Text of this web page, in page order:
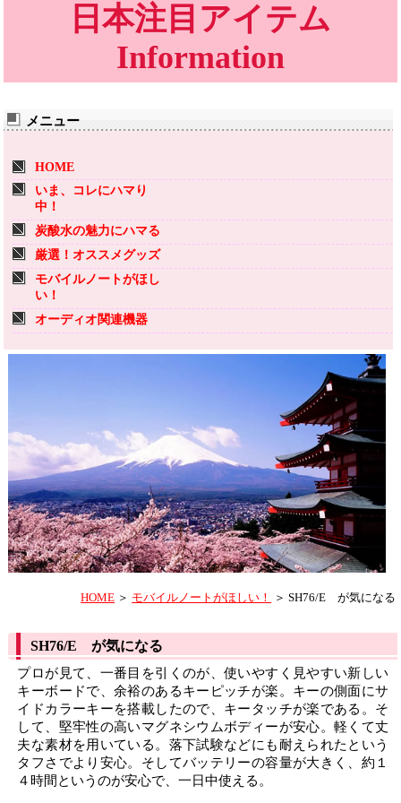
日本注目アイテム
Information
メニュー
HOME
いま、コレにハマり
中！
炭酸水の魅力にハマる
厳選！オススメグッズ
モバイルノートがほし
い！
オーディオ関連機器
HOME ＞ モバイルノートがほしい！ ＞ SH76/E が気になる
SH76/E が気になる
プロが見て、一番目を引くのが、使いやすく見やすい新しい
キーボードで、余裕のあるキーピッチが楽。キーの側面にサ
イドカラーキーを搭載したので、キータッチが楽である。そ
して、堅牢性の高いマグネシウムボディーが安心。軽くて丈
夫な素材を用いている。落下試験などにも耐えられたという
タフさでより安心。そしてバッテリーの容量が大きく、約１
４時間というのが安心で、一日中使える。